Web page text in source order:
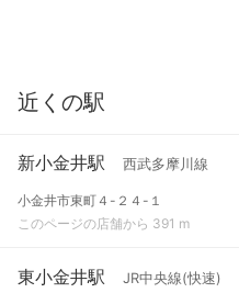
近くの駅
新小金井駅 西武多摩川線
小金井市東町４-２４-１
このページの店舗から 391 m
東小金井駅 JR中央線(快速)